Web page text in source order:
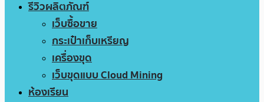
รีวิวผลิตภัณฑ์
เว็บซื้อขาย
กระเป๋าเก็บเหรียญ
เครื่องขุด
เว็บขุดแบบ Cloud Mining
ห้องเรียน